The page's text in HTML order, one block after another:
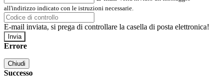
all'indirizzo indicato con le istruzioni necessarie.
E-mail inviata, si prega di controllare la casella di posta elettronica!
Errore
Chiudi
Successo